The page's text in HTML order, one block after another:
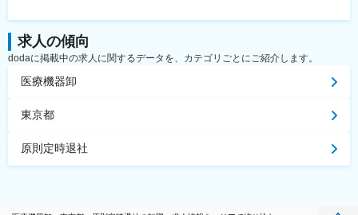
求人の傾向
dodaに掲載中の求人に関するデータを、カテゴリごとにご紹介します。
医療機器卸
東京都
原則定時退社